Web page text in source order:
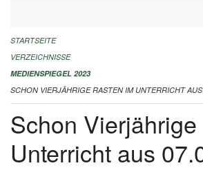
INFOS ZUM ED-MEDIENSPIEGEL
IMPRESSUM
STARTSEITE
VERZEICHNISSE
MEDIENSPIEGEL 2023
SCHON VIERJÄHRIGE RASTEN IM UNTERRICHT
Schon
Unterricht aus